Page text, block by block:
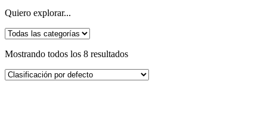
Quiero explorar...
Mostrando todos los 8 resultados